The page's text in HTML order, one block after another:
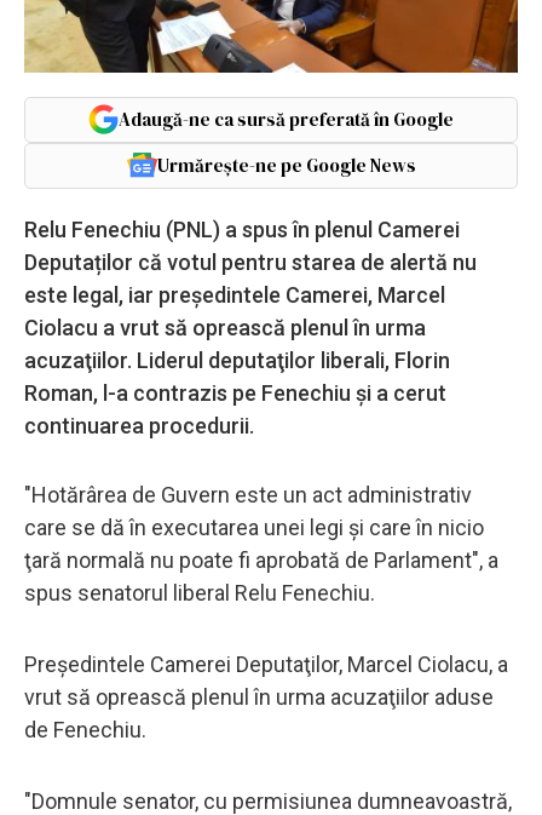
Adaugă-ne ca sursă preferată în Google
Urmărește-ne pe Google News
Relu Fenechiu (PNL) a spus în plenul Camerei
Deputaților că votul pentru starea de alertă nu
este legal, iar preşedintele Camerei, Marcel
Ciolacu a vrut să oprească plenul în urma
acuzaţiilor. Liderul deputaţilor liberali, Florin
Roman, l-a contrazis pe Fenechiu şi a cerut
continuarea procedurii.
"Hotărârea de Guvern este un act administrativ
care se dă în executarea unei legi şi care în nicio
ţară normală nu poate fi aprobată de Parlament", a
spus senatorul liberal Relu Fenechiu.
Preşedintele Camerei Deputaţilor, Marcel Ciolacu, a
vrut să oprească plenul în urma acuzaţiilor aduse
de Fenechiu.
"Domnule senator, cu permisiunea dumneavoastră,